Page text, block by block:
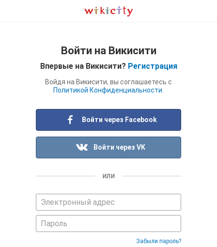
Войти на Викисити
Впервые на Викисити? Регистрация
Войдя на Викисити, вы соглашаетесь с
Политикой Конфиденциальности
Войти через Facebook
Войти через VK
или
Забыли пароль?